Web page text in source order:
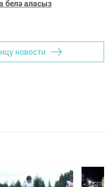
белә аласыз
новости